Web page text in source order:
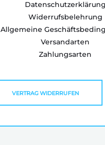
Datenschutzerklärung
Widerrufsbelehrung
Allgemeine
Versandarten
Zahlungsarten
VERTRAG WIDERRUFEN